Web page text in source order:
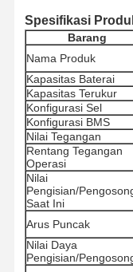
Spesifikasi
Barang
Nama Produk
Kapasitas Baterai
Kapasitas Terukur
Konfigurasi Sel
Konfigurasi BMS
Nilai Tegangan
Rentang Tegangan
Operasi
Nilai
Pengisian/
Saat Ini
Arus Puncak
Nilai Daya
Pengisian/